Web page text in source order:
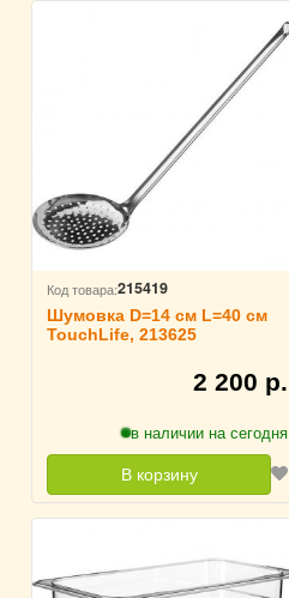
Код товара:215419
Шумовка D=14 см L=40 см
TouchLife, 213625
2 200 р.
в наличии на сегодня
В корзину